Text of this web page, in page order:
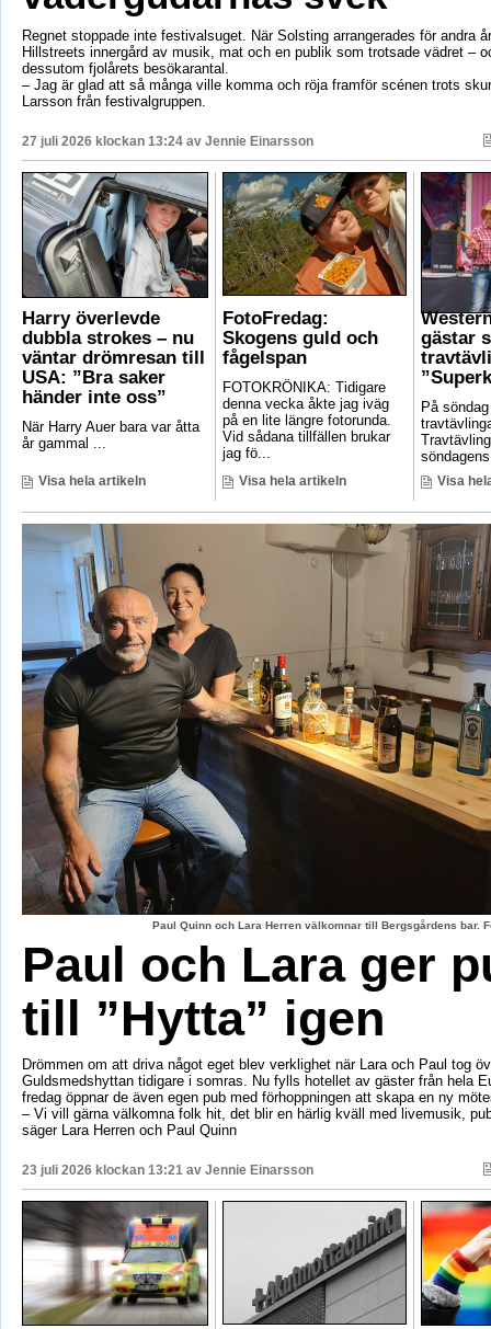
Regnet stoppade inte festivalsuget. När Solsting arrangerades för andra
Hillstreets innergård av musik, mat och en publik som trotsade vädret –
dessutom fjolårets besökarantal.
– Jag är glad att så många ville komma och röja framför scénen trots
Larsson från festivalgruppen.
27 juli 2026 klockan 13:24 av Jennie Einarsson
Harry överlevde
dubbla strokes – nu
väntar drömresan till
USA: ”Bra saker
händer inte oss”
När Harry Auer bara var åtta
år gammal ...
Visa hela artikeln
FotoFredag:
Skogens guld och
fågelspan
FOTOKRÖNIKA: Tidigare
denna vecka åkte jag iväg
på en lite längre fotorunda.
Vid sådana tillfällen brukar
jag fö...
Visa hela artikeln
gästar
På
Visa
Paul Quinn och Lara Herren välkomnar till Bergsgårdens bar.
Paul och Lara ger
till ”Hytta” igen
Drömmen om att driva något eget blev verklighet när Lara och Paul tog
Guldsmedshyttan tidigare i somras. Nu fylls hotellet av gäster från hela
fredag öppnar de även egen pub med förhoppningen att skapa en ny
– Vi vill gärna välkomna folk hit, det blir en härlig kväll med livemusik,
säger Lara Herren och Paul Quinn
23 juli 2026 klockan 13:21 av Jennie Einarsson